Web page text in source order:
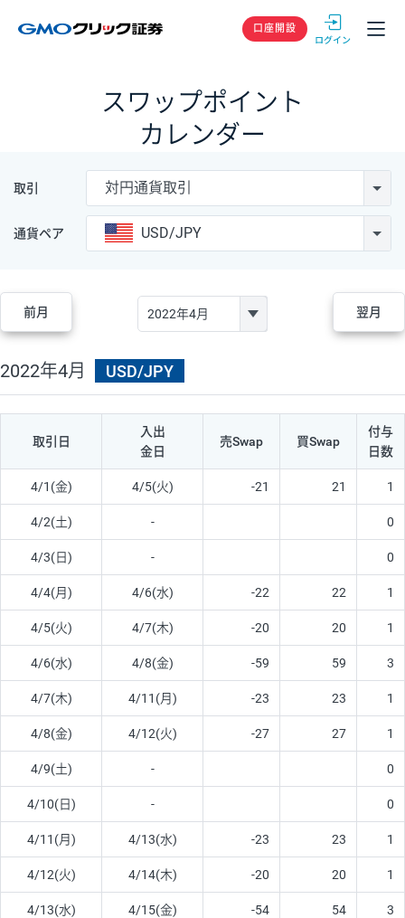
GMOクリック
口座開設
スワップポイント
カレンダー
取引 対円通貨取引
通貨ペア USD/JPY
前月 翌月
2022年4月 USD/JPY
取引日
入出
金日
売Swap 買Swap
付与
日数
4/1(金) 4/5(火) -21 21 1
4/2(土) - 0
4/3(日) - 0
4/4(月) 4/6(水) -22 22 1
4/5(火) 4/7(木) -20 20 1
4/6(水) 4/8(金) -59 59 3
4/7(木) 4/11(月) -23 23 1
4/8(金) 4/12(火) -27 27 1
4/9(土) - 0
4/10(日) - 0
4/11(月) 4/13(水) -23 23 1
4/12(火) 4/14(木) -20 20 1
4/13(水) 4/15(金) -54 54 3